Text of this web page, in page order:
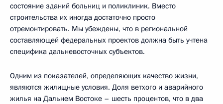
состояние зданий больниц и поликлиник. Вместо
строительства их иногда достаточно просто
отремонтировать. Мы убеждены, что в региональной
составляющей федеральных проектов должна быть учтена
специфика дальневосточных субъектов.
Одним из показателей, определяющих качество жизни,
являются жилищные условия. Доля ветхого и аварийного
жилья на Дальнем Востоке – шесть процентов, что в два